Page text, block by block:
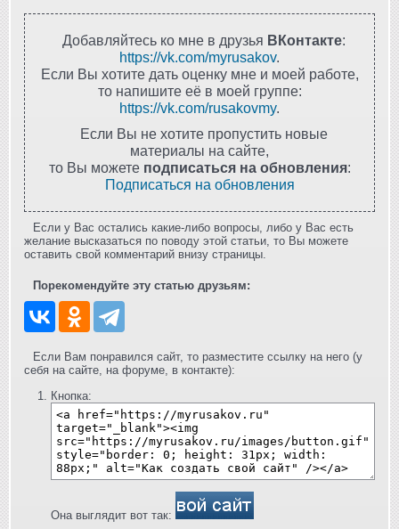
Добавляйтесь ко мне в друзья ВКонтакте:
https://vk.com/myrusakov.
Если Вы хотите дать оценку мне и моей работе,
то напишите её в моей группе:
https://vk.com/rusakovmy.
Если Вы не хотите пропустить новые
материалы на сайте,
то Вы можете подписаться на обновления:
Подписаться на обновления
Если у Вас остались какие-либо вопросы, либо у Вас есть
желание высказаться по поводу этой статьи, то Вы можете
оставить свой комментарий внизу страницы.
Порекомендуйте эту статью друзьям:
Если Вам понравился сайт, то разместите ссылку на него (у
себя на сайте, на форуме, в контакте):
Кнопка:
Она выглядит вот так: